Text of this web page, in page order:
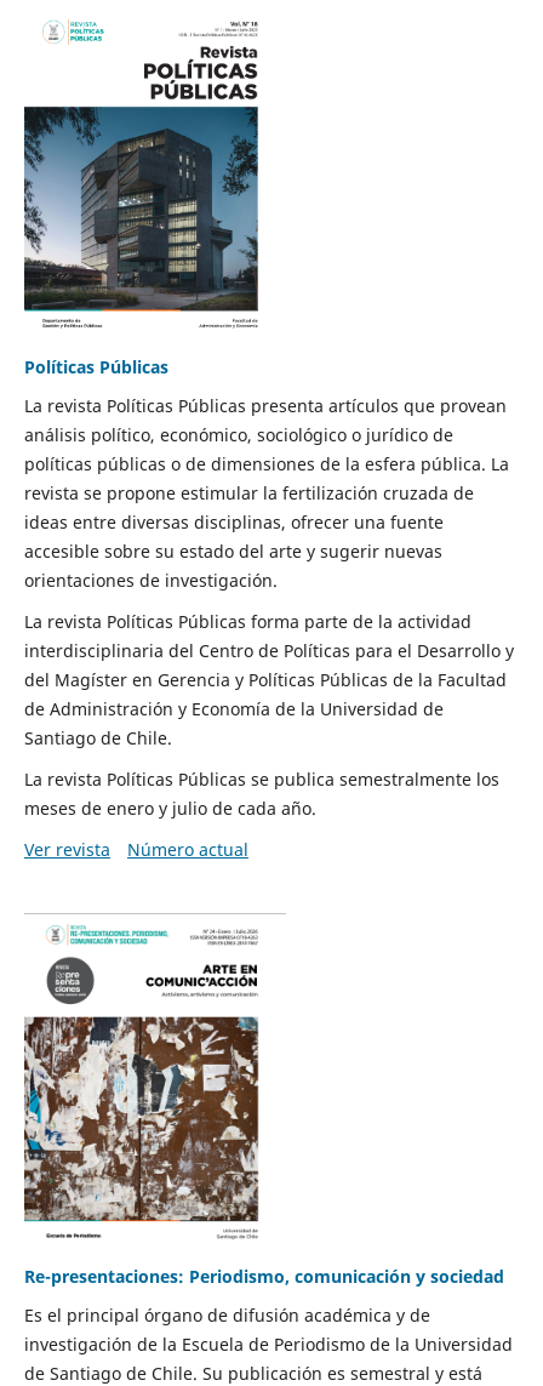
Políticas Públicas
La revista Políticas Públicas presenta artículos que provean
análisis político, económico, sociológico o jurídico de
políticas públicas o de dimensiones de la esfera pública. La
revista se propone estimular la fertilización cruzada de
ideas entre diversas disciplinas, ofrecer una fuente
accesible sobre su estado del arte y sugerir nuevas
orientaciones de investigación.
La revista Políticas Públicas forma parte de la actividad
interdisciplinaria del Centro de Políticas para el Desarrollo y
del Magíster en Gerencia y Políticas Públicas de la Facultad
de Administración y Economía de la Universidad de
Santiago de Chile.
La revista Políticas Públicas se publica semestralmente los
meses de enero y julio de cada año.
Ver revista
Número actual
Re-presentaciones: Periodismo, comunicación y sociedad
Es el principal órgano de difusión académica y de
investigación de la Escuela de Periodismo de la Universidad
de Santiago de Chile. Su publicación es semestral y está